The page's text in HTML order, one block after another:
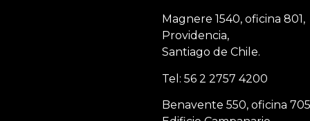
Magnere 1540, oficina 801,
Providencia,
Santiago de Chile.
Tel: 56 2 2757 4200
Benavente 550, oficina